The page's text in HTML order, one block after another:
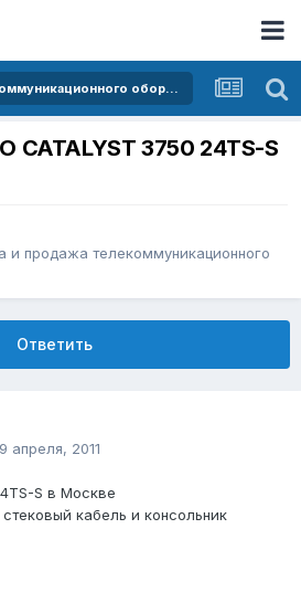
Покупка и продажа телекоммуникационного оборудования
CATALYST 3750 24TS-S
и продажа телекоммуникационного
Ответить
апреля, 2011
S в Москве
кабель и консольник